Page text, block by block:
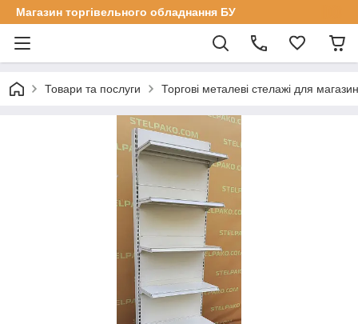
Магазин торгівельного обладнання БУ
Товари та послуги Торгові металеві стелажі для